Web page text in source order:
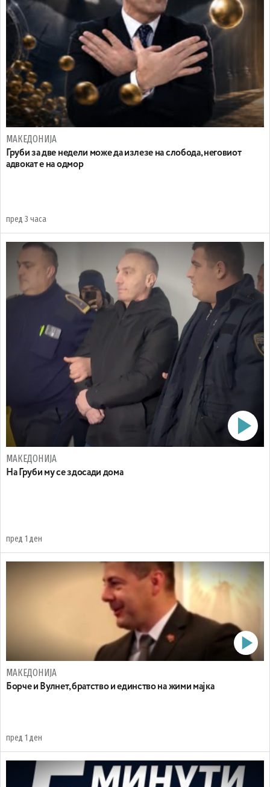
МАКЕДОНИЈА
Груби за две недели може да излезе на слобода, неговиот
адвокат е на одмор
пред 3 часа
МАКЕДОНИЈА
На Груби му се здосади дома
пред 1 ден
МАКЕДОНИЈА
Борче и Вулнет, братство и единство на жими мајка
пред 1 ден